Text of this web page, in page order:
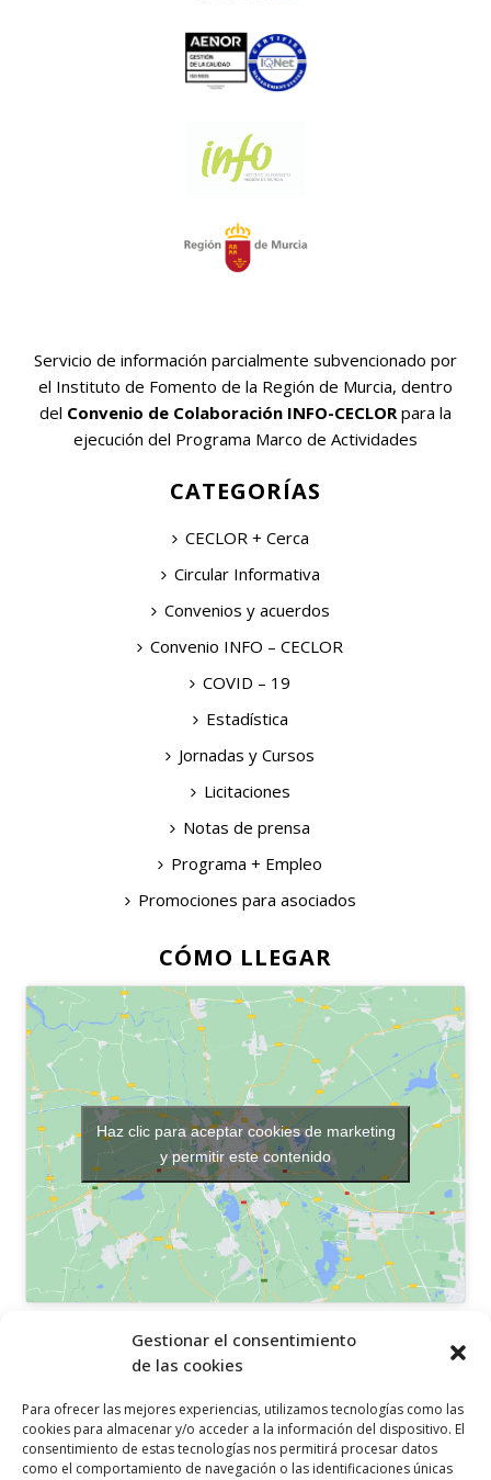
Gestionar el consentimiento
de las cookies
Para ofrecer las mejores experiencias, utilizamos tecnologías como las
cookies para almacenar y/o acceder a la información del dispositivo. El
consentimiento de estas tecnologías nos permitirá procesar datos
como el comportamiento de navegación o las identificaciones únicas
Servicio de información parcialmente subvencionado por
el Instituto de Fomento de la Región de Murcia, dentro
del Convenio de Colaboración INFO-CECLOR para la
ejecución del Programa Marco de Actividades
CATEGORÍAS
CECLOR + Cerca
Circular Informativa
Convenios y acuerdos
Convenio INFO – CECLOR
COVID – 19
Estadística
Jornadas y Cursos
Licitaciones
Notas de prensa
Programa + Empleo
Promociones para asociados
CÓMO LLEGAR
Haz clic para aceptar cookies de marketing
y permitir este contenido
OTROS ENLACES
Política de cookies
Aviso legal